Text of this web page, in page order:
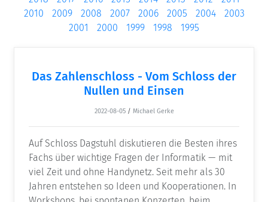
2010
2009 2008 2007 2006 2005 2004
2003
2001
2000 1999 1998 1995
Das Zahlenschloss - Vom Schloss der
Nullen und Einsen
2022-08-05 / Michael Gerke
Auf Schloss Dagstuhl diskutieren die Besten ihres
Fachs über wichtige Fragen der Informatik — mit
viel Zeit und ohne Handynetz. Seit mehr als 30
Jahren entstehen so Ideen und Kooperationen. In